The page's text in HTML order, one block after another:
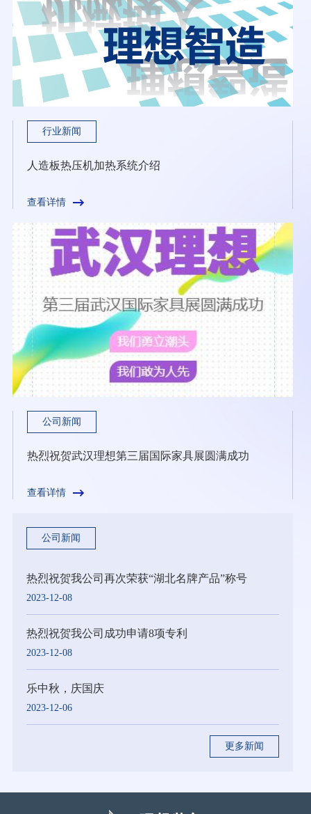
行业新闻
人造板热压机加热系统介绍
查看详情
公司新闻
热烈祝贺武汉理想第三届国际家具展圆满成功
查看详情
公司新闻
热烈祝贺我公司再次荣获“湖北名牌产品”称号
2023-12-08
热烈祝贺我公司成功申请8项专利
2023-12-08
乐中秋，庆国庆
2023-12-06
更多新闻